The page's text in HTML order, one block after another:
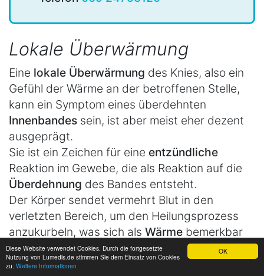
OK
Diese Website verwendet Cookies. Durch die fortgesetzte
Nutzung von Lumedis.de stimmen Sie dem Einsatz von Cookies
zu. Weitere Informationen
Lokale Überwärmung
Eine lokale Überwärmung des Knies, also ein
Gefühl der Wärme an der betroffenen Stelle,
kann ein Symptom eines überdehnten
Innenbandes sein, ist aber meist eher dezent
ausgeprägt.
Sie ist ein Zeichen für eine entzündliche
Reaktion im Gewebe, die als Reaktion auf die
Überdehnung des Bandes entsteht.
Der Körper sendet vermehrt Blut in den
verletzten Bereich, um den Heilungsprozess
anzukurbeln, was sich als Wärme bemerkbar
macht.
Im Vergleich zu schwerwiegenderen